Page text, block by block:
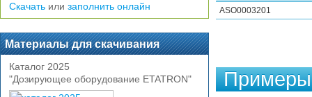
ASO0003201
Примеры
Скачать или заполнить онлайн
Материалы для скачивания
Каталог 2025
"Дозирующее оборудование ETATRON"